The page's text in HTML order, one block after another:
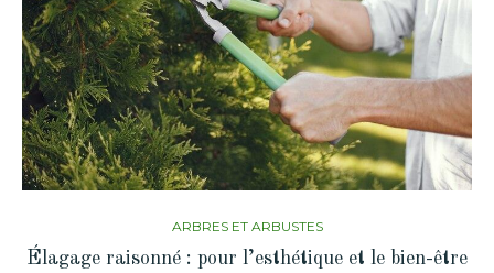
ARBRES ET ARBUSTES
Élagage raisonné : pour l’esthétique et le bien-être